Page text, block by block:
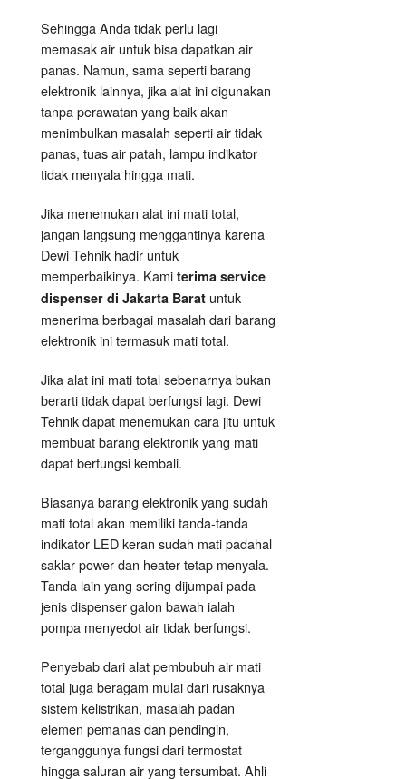
Sehingga Anda tidak perlu lagi
memasak air untuk bisa dapatkan air
panas. Namun, sama seperti barang
elektronik lainnya, jika alat ini digunakan
tanpa perawatan yang baik akan
menimbulkan masalah seperti air tidak
panas, tuas air patah, lampu indikator
tidak menyala hingga mati.
Jika menemukan alat ini mati total,
jangan langsung menggantinya karena
Dewi Tehnik hadir untuk
memperbaikinya. Kami terima service
dispenser di Jakarta Barat untuk
menerima berbagai masalah dari barang
elektronik ini termasuk mati total.
Jika alat ini mati total sebenarnya bukan
berarti tidak dapat berfungsi lagi. Dewi
Tehnik dapat menemukan cara jitu untuk
membuat barang elektronik yang mati
dapat berfungsi kembali.
Biasanya barang elektronik yang sudah
mati total akan memiliki tanda-tanda
indikator LED keran sudah mati padahal
saklar power dan heater tetap menyala.
Tanda lain yang sering dijumpai pada
jenis dispenser galon bawah ialah
pompa menyedot air tidak berfungsi.
Penyebab dari alat pembubuh air mati
total juga beragam mulai dari rusaknya
sistem kelistrikan, masalah padan
elemen pemanas dan pendingin,
terganggunya fungsi dari termostat
hingga saluran air yang tersumbat. Ahli